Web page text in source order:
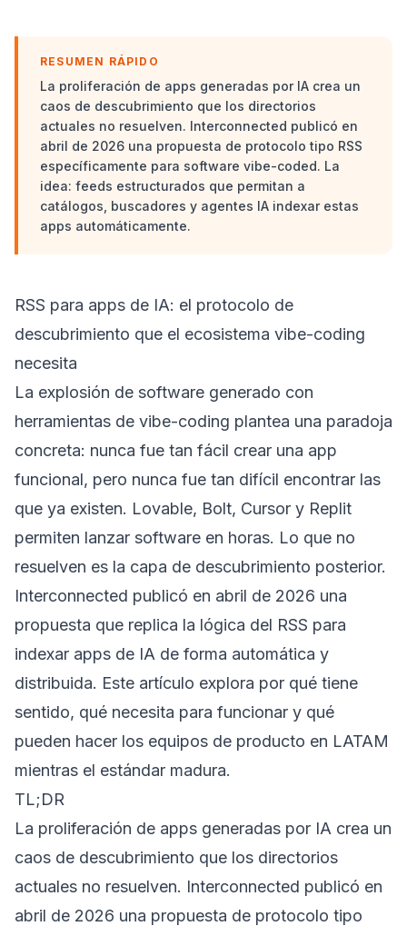
RESUMEN RÁPIDO
La proliferación de apps generadas por IA crea un
caos de descubrimiento que los directorios
actuales no resuelven. Interconnected publicó en
abril de 2026 una propuesta de protocolo tipo RSS
específicamente para software vibe-coded. La
idea: feeds estructurados que permitan a
catálogos, buscadores y agentes IA indexar estas
apps automáticamente.
RSS para apps de IA: el protocolo de
descubrimiento que el ecosistema vibe-coding
necesita
La explosión de software generado con
herramientas de vibe-coding plantea una paradoja
concreta: nunca fue tan fácil crear una app
funcional, pero nunca fue tan difícil encontrar las
que ya existen. Lovable, Bolt, Cursor y Replit
permiten lanzar software en horas. Lo que no
resuelven es la capa de descubrimiento posterior.
Interconnected publicó en abril de 2026 una
propuesta que replica la lógica del RSS para
indexar apps de IA de forma automática y
distribuida. Este artículo explora por qué tiene
sentido, qué necesita para funcionar y qué
pueden hacer los equipos de producto en LATAM
mientras el estándar madura.
TL;DR
La proliferación de apps generadas por IA crea un
caos de descubrimiento que los directorios
actuales no resuelven. Interconnected publicó en
abril de 2026 una propuesta de protocolo tipo